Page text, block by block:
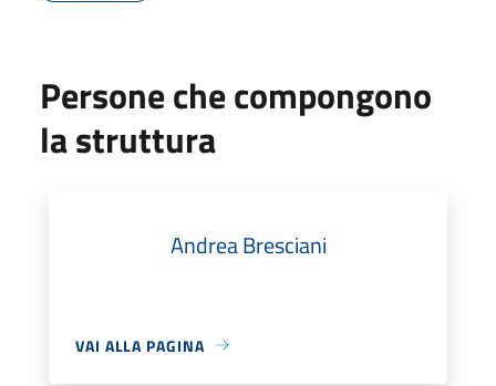
Persone che compongono
la struttura
Andrea Bresciani
VAI ALLA PAGINA